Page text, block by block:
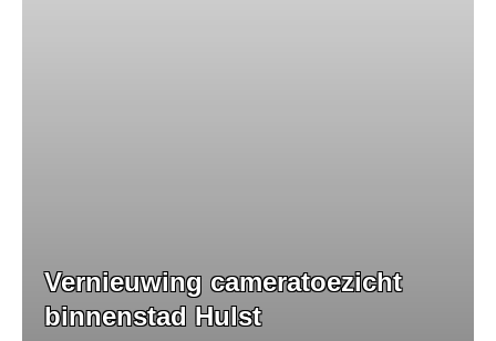
Vernieuwing cameratoezicht
binnenstad Hulst